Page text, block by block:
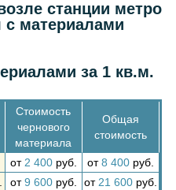
станции метро
материалами
за 1 кв.м.
Стоимость
чернового
материала
Общая
стоимость
от 2 400руб. от8 400руб.
от9 600руб. от 21 600руб.